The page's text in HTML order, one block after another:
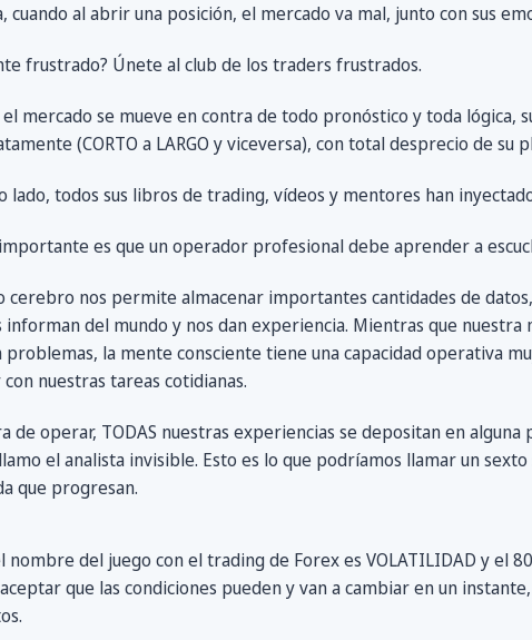
cuando al abrir una posición, el mercado va mal, junto con sus
frustrado? Únete al club de los traders frustrados.
el mercado se mueve en contra de todo pronóstico y toda lógica,
(CORTO a LARGO y viceversa), con total desprecio de su
lado, todos sus libros de trading, vídeos y mentores han
es que un operador profesional debe aprender a
cerebro nos permite almacenar importantes cantidades de
informan del mundo y nos dan experiencia. Mientras que
problemas, la mente consciente tiene una capacidad operativa
nuestras tareas cotidianas.
de operar, TODAS nuestras experiencias se depositan en
el analista invisible. Esto es lo que podríamos llamar un
que progresan.
nombre del juego con el trading de Forex es VOLATILIDAD y el
que las condiciones pueden y van a cambiar en un